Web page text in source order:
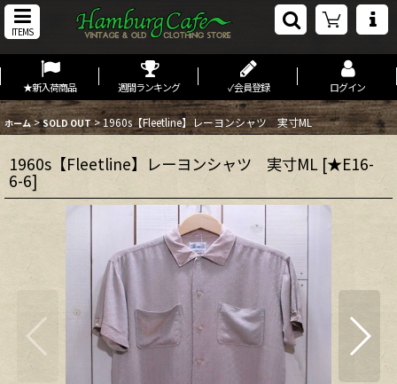
ITEMS
★新入荷商品 週間ランキング ✓会員登録 ログイン
ホーム > SOLD OUT >1960s【Fleetline】レーヨンシャツ 実寸ML
1960s【Fleetline】レーヨンシャツ 実寸ML [★E16-
6-6]